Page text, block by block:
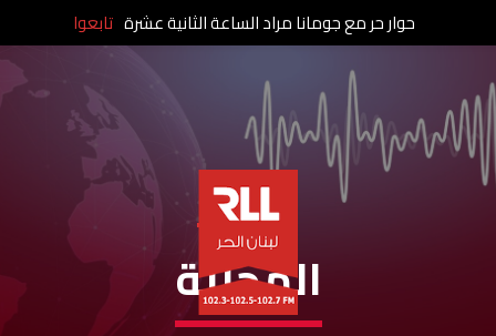
نشرات الأخبار
المحليّة
حوار حر مع جومانا مراد الساعة الثانية عشرة تابعوا